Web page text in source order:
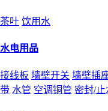
茶叶 饮用水
水电用品
接线板 墙壁开关 墙壁插
带 水管 空调铜管 密封/